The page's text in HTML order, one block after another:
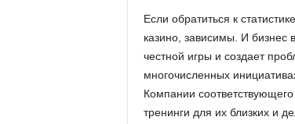
Если обратиться к
казино, зависимы. И бизнес
честной игры и создает
многочисленных
Компании
тренинги для их близких и